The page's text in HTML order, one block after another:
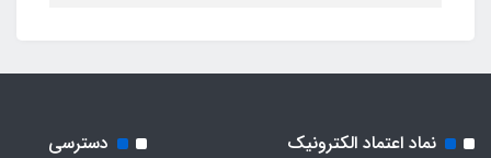
نماد اعتماد الکترونیک
دسترسی